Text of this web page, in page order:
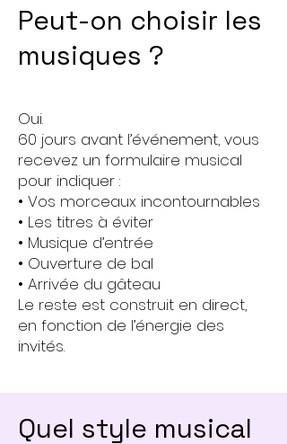
Peut-on choisir les
musiques ?
Oui.
60 jours avant l’événement, vous
recevez un formulaire musical
pour indiquer :
• Vos morceaux incontournables
• Les titres à éviter
• Musique d’entrée
• Ouverture de bal
• Arrivée du gâteau
Le reste est construit en direct,
en fonction de l’énergie des
invités.
Quel style musical